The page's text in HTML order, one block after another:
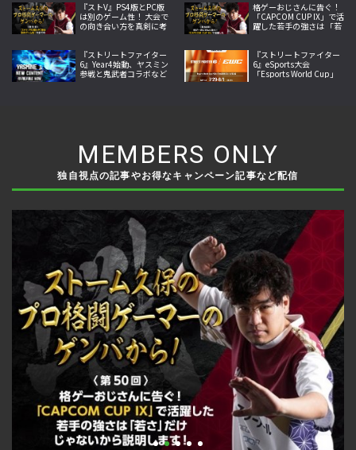
『ストV』PS4版とPC版
は別のゲーム性！ 大会で
の向き合い方を真剣に考
ンバから！ 第51回】
格ゲーおじさんに告ぐ！
「CAPCOM CUP IX」で活
躍した若手の強さは 「若
保のプロ格闘ゲーマーの
ゲンバから！ 第50回】
『ストリートファイター
6』Year4始動、ヤスミン
参戦と鬼武者コラボなど
『ストリートファイター
6』eSports大会
「Esports World Cup」
MEMBERS ONLY
独自視点の記事やお得なキャンペーン記事など配信